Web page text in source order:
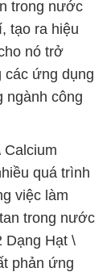
trong nước
tạo ra hiệu
nó trở
các ứng dụng
ngành công
Calcium
quá trình
việc làm
trong nước
Dạng Hạt \
phản ứng